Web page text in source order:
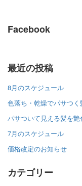
Facebook
最近の投稿
8月のスケジュール
色落ち・乾燥でパサつ
パサついて見える髪を
7月のスケジュール
価格改定のお知らせ
カテゴリー